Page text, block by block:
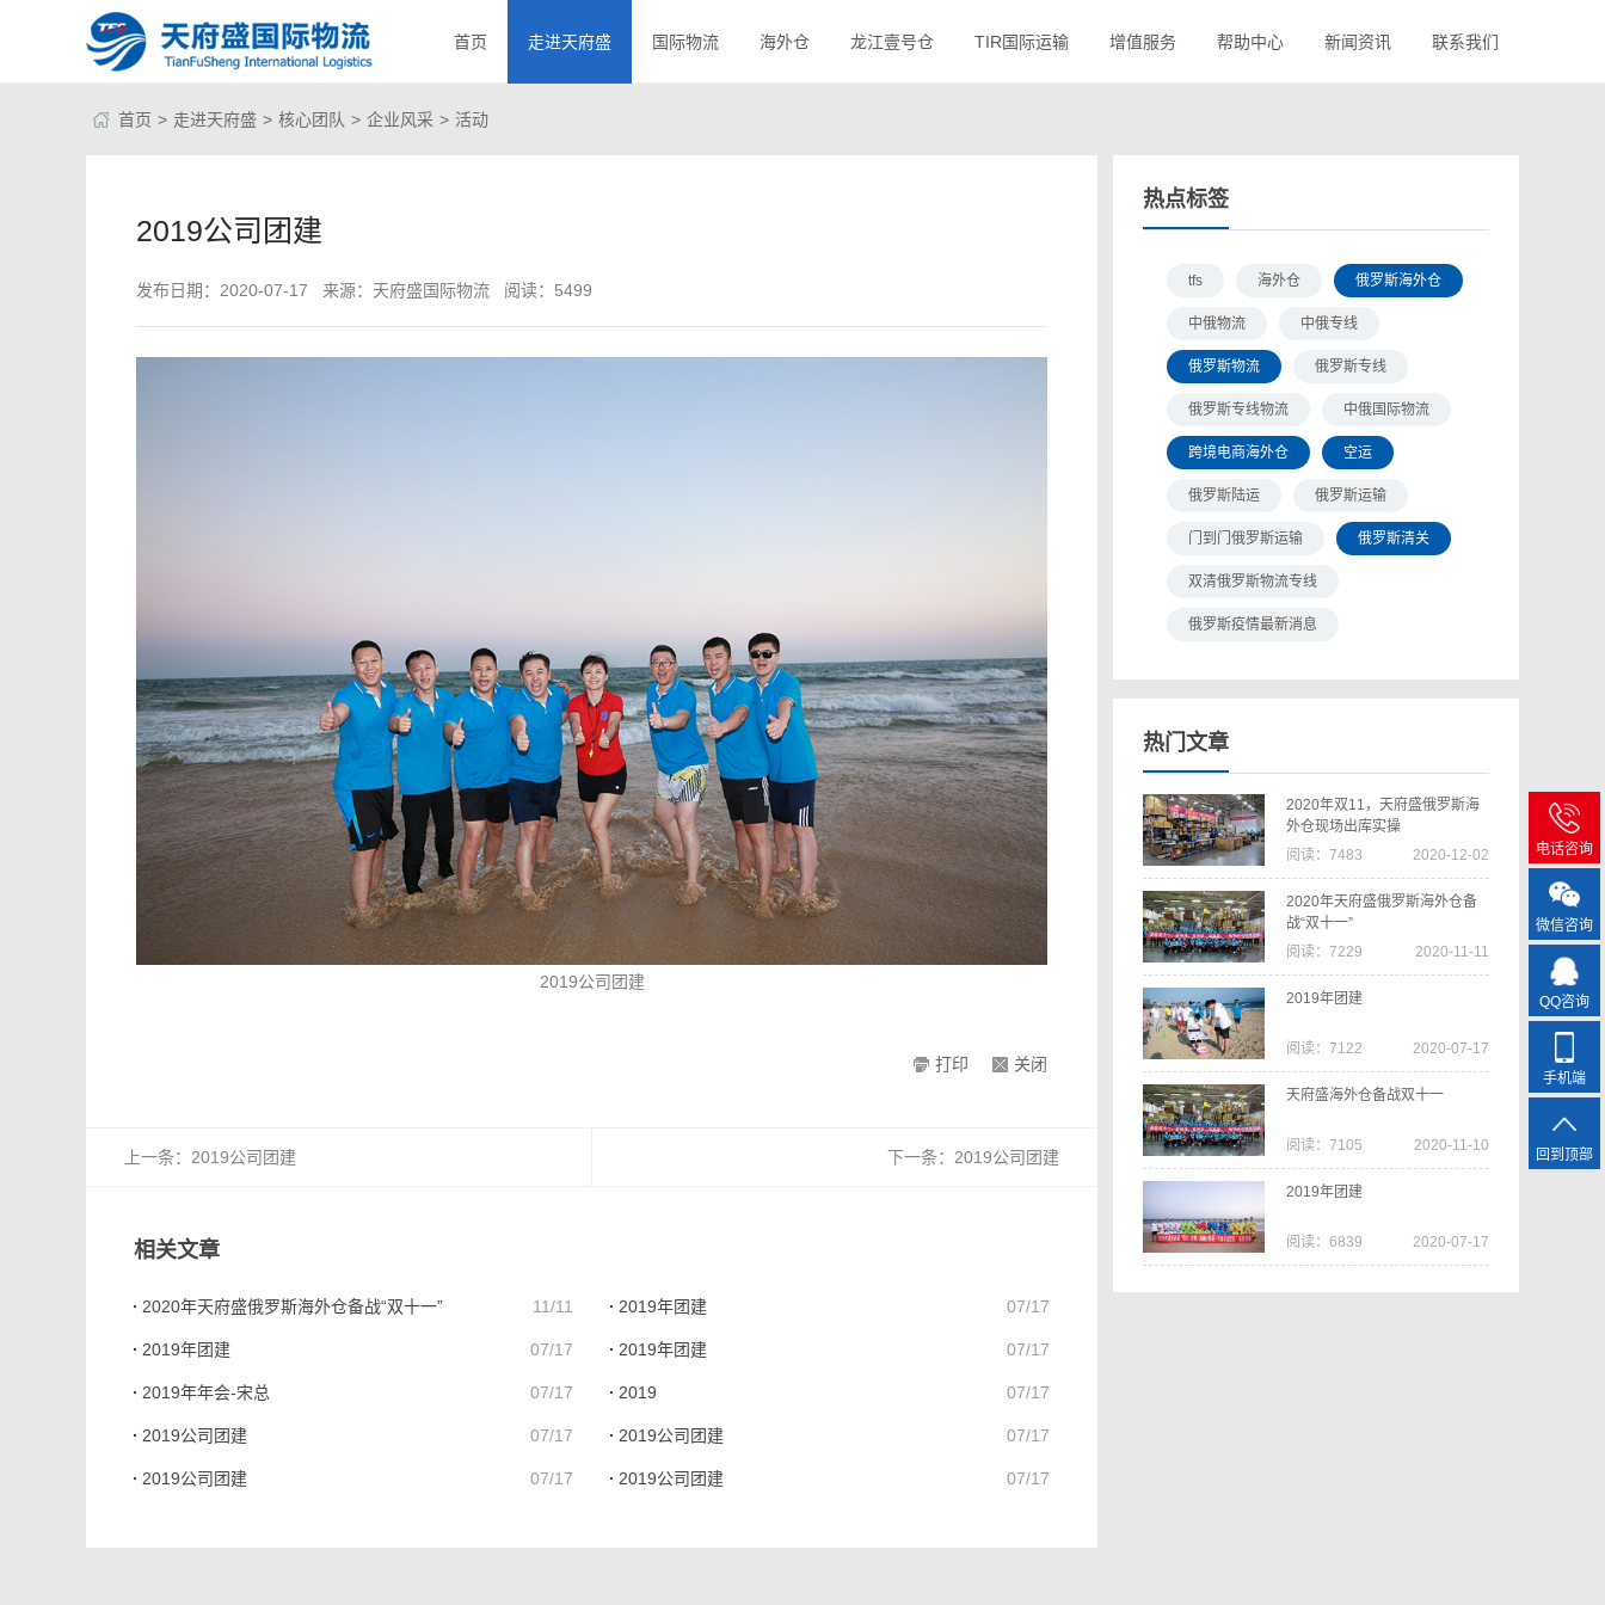
首页 走进天府盛 国际物流 海外仓 龙江壹号仓 TIR国际运输 增值服务 帮助中心 新闻资讯 联系我们
首页 > 走进天府盛 > 核心团队 > 企业风采 > 活动
2019公司团建
发布日期：2020-07-17 来源：天府盛国际物流 阅读：5499
2019公司团建
打印 关闭
上一条： 2019公司团建 下一条： 2019公司团建
相关文章
2020年天府盛俄罗斯海外仓备战“双十一” 11/11 2019年团建 07/17
2019年团建 07/17 2019年团建 07/17
2019年年会-宋总 07/17 2019 07/17
2019公司团建 07/17 2019公司团建 07/17
2019公司团建 07/17 2019公司团建 07/17
热点标签
tfs 海外仓 俄罗斯海外仓
中俄物流 中俄专线
俄罗斯物流 俄罗斯专线
俄罗斯专线物流 中俄国际物流
跨境电商海外仓 空运
俄罗斯陆运 俄罗斯运输
门到门俄罗斯运输 俄罗斯清关
双清俄罗斯物流专线
俄罗斯疫情最新消息
热门文章
2020年双11，天府盛俄罗斯海
外仓现场出库实操
阅读：7483
2020-12-02
2020年天府盛俄罗斯海外仓备
战“双十一”
阅读：7229
2020-11-11
2019年团建
阅读：7122 2020-07-17
天府盛海外仓备战双十一
阅读：7105 2020-11-10
2019年团建
阅读：6839 2020-07-17
电话咨询
微信咨询
QQ咨询
手机端
回到顶部